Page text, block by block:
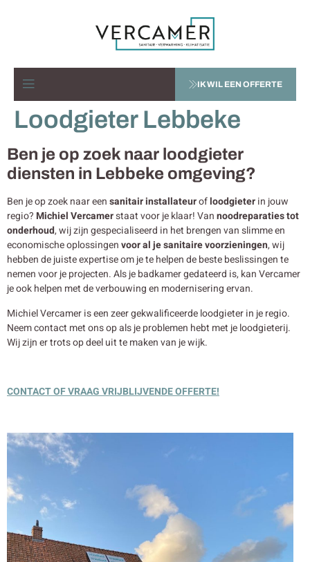
IK WIL EEN OFFERTE
Loodgieter Lebbeke
Ben je op zoek naar loodgieter
diensten in Lebbeke omgeving?
Ben je op zoek naar eensanitair installateurofloodgieterin jouw
regio? Michiel Vercamerstaat voor je klaar! Vannoodreparaties tot
onderhoud, wij zijn gespecialiseerd in het brengen van slimme en
economische oplossingenvoor al je sanitaire voorzieningen, wij
hebben de juiste expertise om je te helpen de beste beslissingen te
nemen voor je projecten. Als je badkamer gedateerd is, kan Vercamer
je ook helpen met de verbouwing en modernisering ervan.
Michiel Vercamer is een zeer gekwalificeerde loodgieter in je regio.
Neem contact met ons op als je problemen hebt met je loodgieterij.
Wij zijn er trots op deel uit te maken van je wijk.
CONTACT OF VRAAG VRIJBLIJVENDE OFFERTE!